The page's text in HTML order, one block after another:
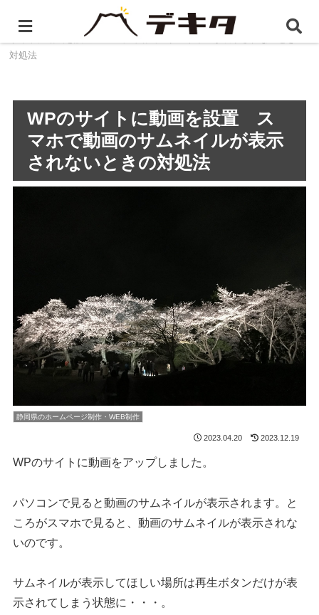
ホーム 静岡県のホームページ制作・WEB制作
WPの
サイトに動画を設置 スマホで動画のサムネイルが表示されないときの
対処法
WPのサイトに動画を設置 ス
マホで動画のサムネイルが表示
されないときの対処法
静岡県のホームページ制作・WEB制作
2023.04.20 2023.12.19
WPのサイトに動画をアップしました。
パソコンで見ると動画のサムネイルが表示されます。と
ころがスマホで見ると、動画のサムネイルが表示されな
いのです。
サムネイルが表示してほしい場所は再生ボタンだけが表
示されてしまう状態に・・・。